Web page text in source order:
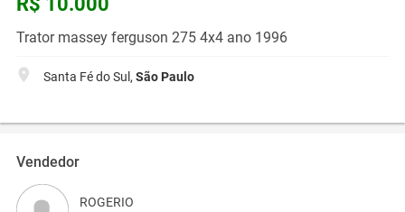
Trator massey ferguson 275 4x4 ano 1996
Santa Fé do Sul, São Paulo
Vendedor
ROGERIO